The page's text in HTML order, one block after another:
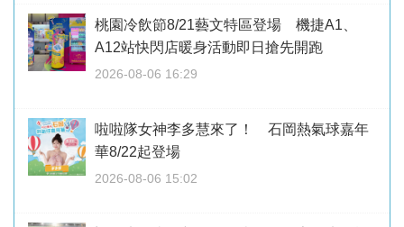
桃園冷飲節8/21藝文特區登場 機捷A1、
A12站快閃店暖身活動即日搶先開跑
2026-08-06 16:29
啦啦隊女神李多慧來了！ 石岡熱氣球嘉年
華8/22起登場
2026-08-06 15:02